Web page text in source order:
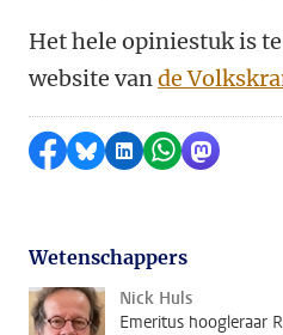
Het hele opiniestuk is
website vande
Delen op Facebook
Delen via Bluesky
Delen opDelen via
Delen
Wetenschappers
Nick Huls
Emeritus hoogleraar